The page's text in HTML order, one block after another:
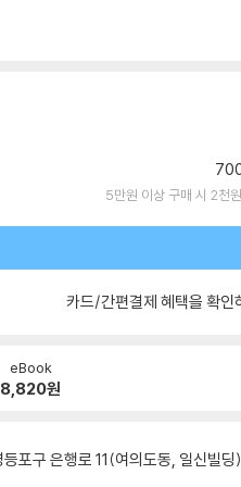
5만원 이상 구매 시 2천
카드/간편결제 혜택을 확인
eBook
8,820원
포구 은행로 11(여의도동, 일신빌딩)